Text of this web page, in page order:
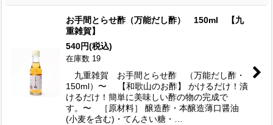
お手間とらせ酢（万能だし酢） 150ml 【九
重雑賀】
540円(税込)
在庫数 19
九重雑賀 お手間とらせ酢 （万能だし酢・
150ml）〜 【和歌山のお酢】 かけるだけ！漬
けるだけ！簡単に美味しい酢の物の完成で
す。〜 ［原材料］ 醸造酢・本醸造薄口醤油
(小麦を含む)・てんさい糖・…